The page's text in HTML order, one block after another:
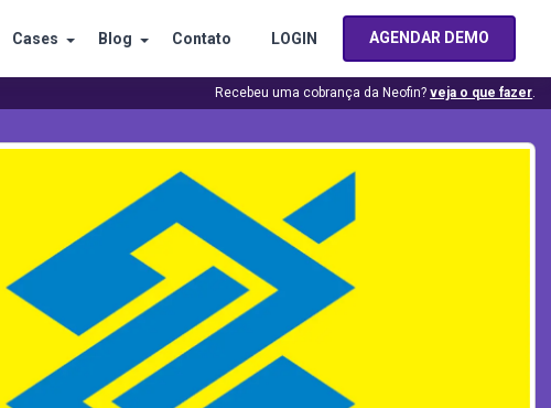
Cases Blog Contato LOGIN AGENDAR DEMO
Recebeu uma cobrança da Neofin?veja o que fazer.